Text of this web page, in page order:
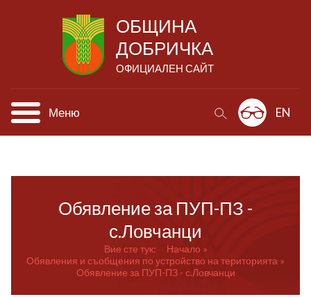
ОБЩИНА
ДОБРИЧКА
ОФИЦИАЛЕН САЙТ
Меню EN
Обявление за ПУП-ПЗ -
с.Ловчанци
Вие сте тук:
Начало
Обявления и съобщения по устройство на територията
Обявление за ПУП-ПЗ - с.Ловчанци